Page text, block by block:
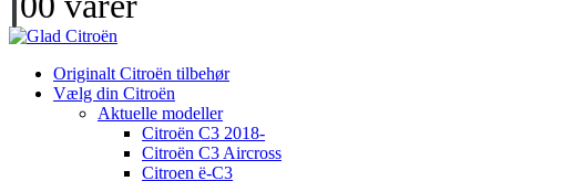
Originalt Citroën tilbehør
Vælg din Citroën
Aktuelle modeller
Citroën C3 2018-
Citroën C3 Aircross
Citroen ë-C3